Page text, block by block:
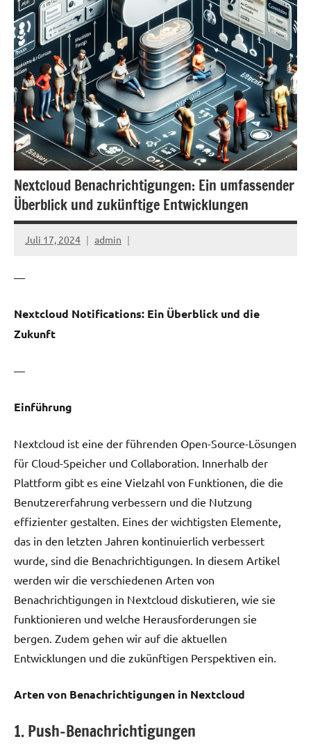
Nextcloud Benachrichtigungen: Ein umfassender
Überblick und zukünftige Entwicklungen
Juli 17, 2024 admin
—
Nextcloud Notifications: Ein Überblick und die
Zukunft
—
Einführung
Nextcloud ist eine der führenden Open-Source-Lösungen
für Cloud-Speicher und Collaboration. Innerhalb der
Plattform gibt es eine Vielzahl von Funktionen, die die
Benutzererfahrung verbessern und die Nutzung
effizienter gestalten. Eines der wichtigsten Elemente,
das in den letzten Jahren kontinuierlich verbessert
wurde, sind die Benachrichtigungen. In diesem Artikel
werden wir die verschiedenen Arten von
Benachrichtigungen in Nextcloud diskutieren, wie sie
funktionieren und welche Herausforderungen sie
bergen. Zudem gehen wir auf die aktuellen
Entwicklungen und die zukünftigen Perspektiven ein.
Arten von Benachrichtigungen in Nextcloud
1. Push-Benachrichtigungen